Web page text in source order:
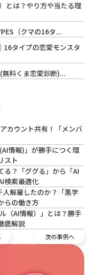
とは？やり方や当たる理
（クマの16タ...
16タイプの恋愛モンスタ
無料くま恋愛診断)...
カウント共有！「メンバ
情報)」が勝手につく理
スト
る？「ググる」から「AI
検索最適化
解雇したのか？「黒字
らの働き方
（AI情報）」とは？勝手
底解説
次の事例へ